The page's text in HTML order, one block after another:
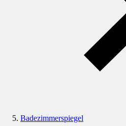
Badezimmerspiegel